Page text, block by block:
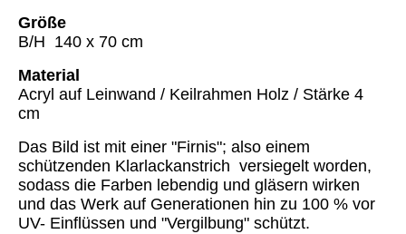
Größe
B/H 140 x 70 cm
Material
Acryl auf Leinwand / Keilrahmen Holz / Stärke 4
cm
Das Bild ist mit einer "Firnis"; also einem
schützenden Klarlackanstrich versiegelt worden,
sodass die Farben lebendig und gläsern wirken
und das Werk auf Generationen hin zu 100 % vor
UV- Einflüssen und "Vergilbung" schützt.